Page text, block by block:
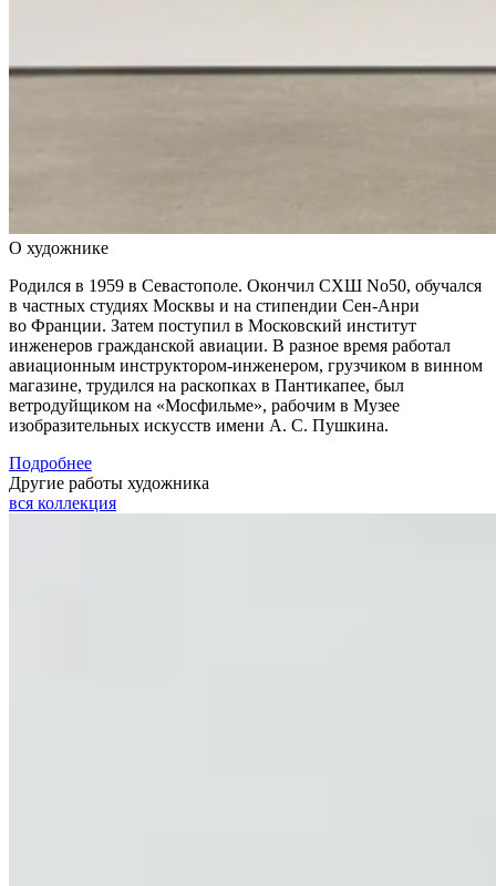
О художнике
Родился в 1959 в Севастополе. Окончил СХШ No50, обучался
в частных студиях Москвы и на стипендии Сен-Анри
во Франции. Затем поступил в Московский институт
инженеров гражданской авиации. В разное время работал
авиационным инструктором-инженером, грузчиком в винном
магазине, трудился на раскопках в Пантикапее, был
ветродуйщиком на «Мосфильме», рабочим в Музее
изобразительных искусств имени А. С. Пушкина.
Подробнее
Другие работы художника
вся коллекция